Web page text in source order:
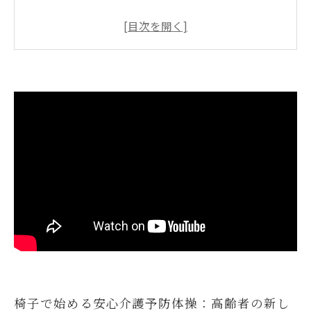
限定100セット特別価格！安心して続けられる
椅子の体操DVD販売中
簡単・続けやすい
椅子で始める安心介護予防体操：高齢者の新し